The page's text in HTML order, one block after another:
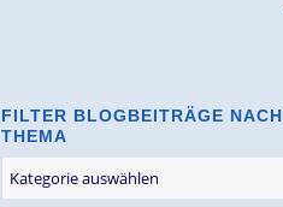
FILTER BLOGBEITRÄGE NACH
THEMA
Blogbeiträge